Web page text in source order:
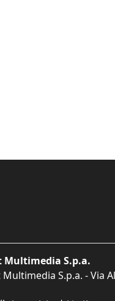
Multimedia S.p.a.
S.p.a. - Via